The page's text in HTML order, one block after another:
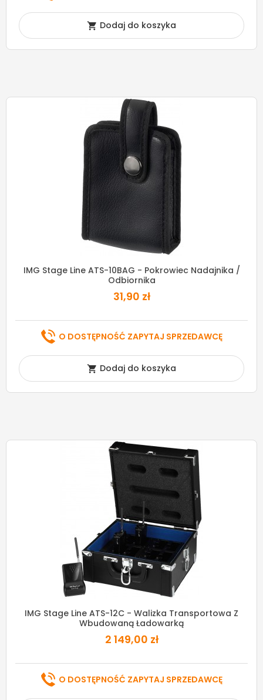
 Dodaj do koszyka
IMG Stage Line ATS-10BAG - Pokrowiec Nadajnika /
Odbiornika
31,90 zł
O DOSTĘPNOŚĆ ZAPYTAJ SPRZEDAWCĘ
 Dodaj do koszyka
IMG Stage Line ATS-12C - Walizka Transportowa Z
Wbudowaną Ładowarką
2 149,00 zł
O DOSTĘPNOŚĆ ZAPYTAJ SPRZEDAWCĘ